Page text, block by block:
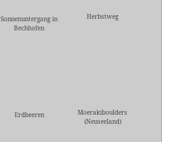
Sonnenuntergang in
Bechhofen
Herbstweg
Erdbeeren
Moerakiboulders
(Neuseeland)